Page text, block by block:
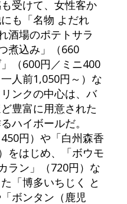
受けて、女性客か
も「名物 よだれ
酒場のポテトサラ
煮込み」（660
（600円／ミニ400
人前1,050円～）な
ンクの中心は、バ
豊富に用意された
ハイボールだ。
円）や「白州森香
をはじめ、「ボウモ
ラン」（720円）な
「博多いちじく と
ボンタン（鹿児